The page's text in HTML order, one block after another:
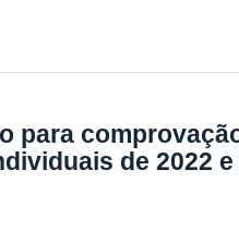
para
de 2022 e